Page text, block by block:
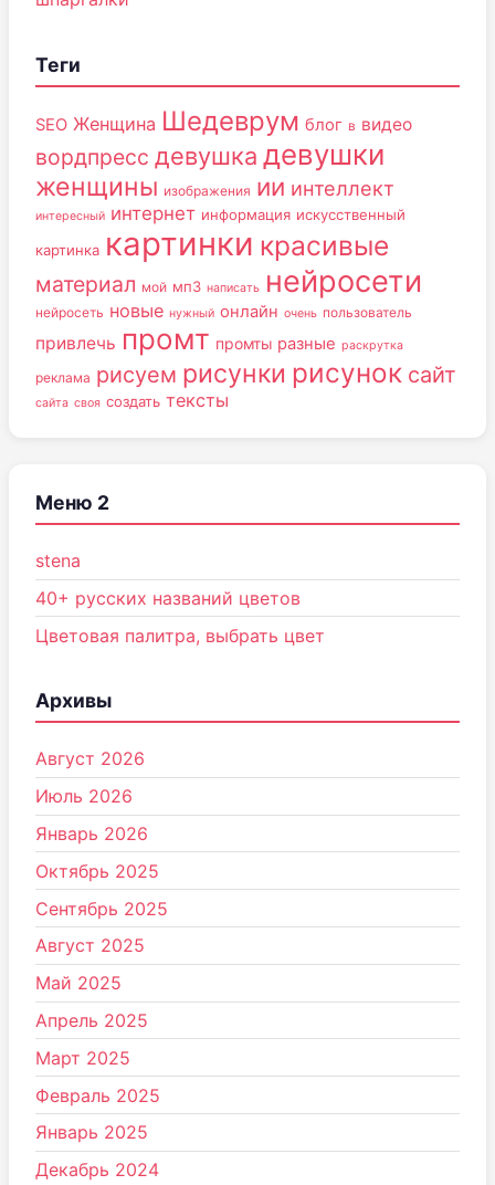
Теги
SEO Женщина Шедеврум блог в видео
вордпресс девушка девушки
женщины изображения ии интеллект
интересный интернет информация искусственный
картинка картинки красивые
материал мой мп3 написать нейросети
нейросеть новые нужный онлайн очень пользователь
привлечь промт промты разные раскрутка
реклама рисуем рисунки рисунок сайт
сайта своя создать тексты
Меню 2
stena
40+ русских названий цветов
Цветовая палитра, выбрать цвет
Архивы
Август 2026
Июль 2026
Январь 2026
Октябрь 2025
Сентябрь 2025
Август 2025
Май 2025
Апрель 2025
Март 2025
Февраль 2025
Январь 2025
Декабрь 2024